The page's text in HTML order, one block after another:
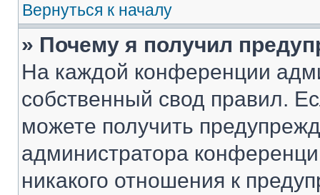
Вернуться к началу
» Почему я получил
На каждой конференции
собственный свод правил.
можете получить
администратора
никакого отношения к